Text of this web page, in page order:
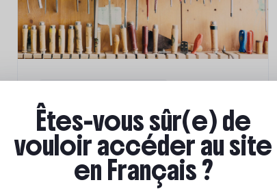
Comment se former à la
transition écologique ?
Marianne Roussel•09 janvier 2024
Êtes-vous sûr(e) de
vouloir accéder au site
en Français ?